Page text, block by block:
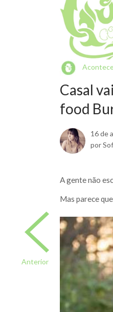
Anterior
Casal
food
16 de
por
A gente não
Mas parece